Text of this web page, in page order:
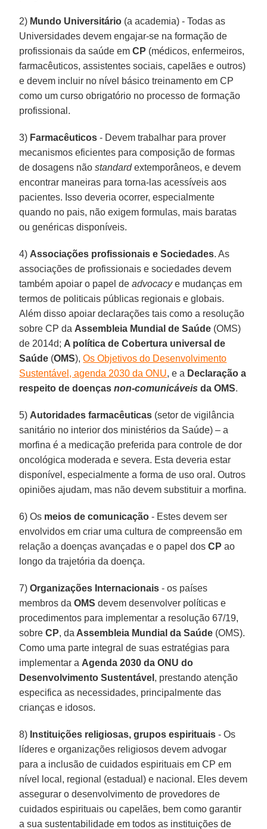
2) Mundo Universitário (a academia) - Todas as
Universidades devem engajar-se na formação de
profissionais da saúde emCP (médicos, enfermeiros,
farmacêuticos, assistentes sociais, capelães e outros)
e devem incluir no nível básico treinamento em CP
como um curso obrigatório no processo de formação
profissional.
3) Farmacêuticos - Devem trabalhar para prover
mecanismos eficientes para composição de formas
de dosagens nãostandardextemporâneos, e devem
encontrar maneiras para torna-las acessíveis aos
pacientes. Isso deveria ocorrer, especialmente
quando no pais, não exigem formulas, mais baratas
ou genéricas disponíveis.
4) Associações profissionais e Sociedades. As
associações de profissionais e sociedades devem
também apoiar o papel deadvocacye mudanças em
termos de politicais públicas regionais e globais.
Além disso apoiar declarações tais como a resolução
sobre CP da Assembleia Mundial de Saúde (OMS)
de 2014d; A política de Cobertura universal de
Saúde (OMS),Os Objetivos do Desenvolvimento
Sustentável, agenda 2030 da ONU, e a Declaração a
respeito de doençasnon-comunicáveis da OMS.
5) Autoridades farmacêuticas (setor de vigilância
sanitário no interior dos ministérios da Saúde) – a
morfina é a medicação preferida para controle de dor
oncológica moderada e severa. Esta deveria estar
disponível, especialmente a forma de uso oral. Outros
opiniões ajudam, mas não devem substituir a morfina.
6) Os meios de comunicação - Estes devem ser
envolvidos em criar uma cultura de compreensão em
relação a doenças avançadas e o papel dosCP ao
longo da trajetória da doença.
7)Organizações Internacionais - os países
membros daOMS devem desenvolver políticas e
procedimentos para implementar a resolução 67/19,
sobreCP, da Assembleia Mundial da Saúde (OMS).
Como uma parte integral de suas estratégias para
implementar a Agenda 2030 da ONU do
Desenvolvimento Sustentável , prestando atenção
especifica as necessidades, principalmente das
crianças e idosos.
8) Instituições religiosas, grupos espirituais - Os
líderes e organizações religiosos devem advogar
para a inclusão de cuidados espirituais em CP em
nível local, regional (estadual) e nacional. Eles devem
assegurar o desenvolvimento de provedores de
cuidados espirituais ou capelães, bem como garantir
a sua sustentabilidade em todos as instituições de